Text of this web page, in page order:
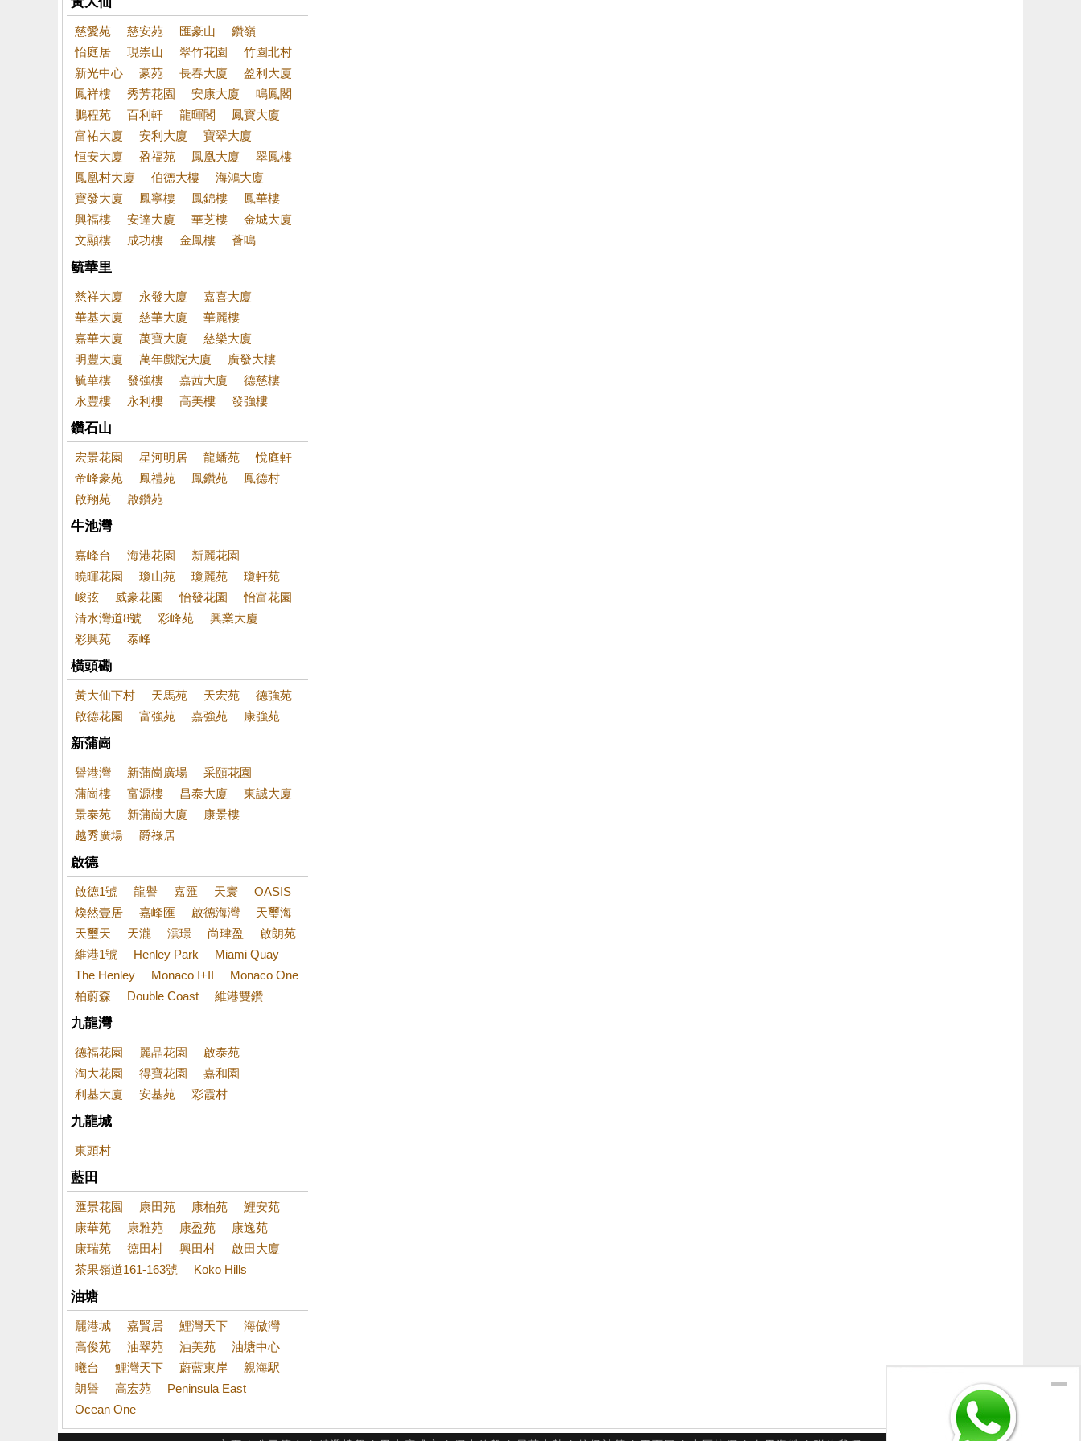
慈愛苑 慈安苑 匯豪山
鑽嶺
怡庭居
現崇山 翠竹花園
竹園北村
新光中心
豪苑 長春大廈
盈利大廈
鳳祥樓
秀芳花園 安康大廈
鳴鳳閣
鵬程苑
百利軒 龍暉閣
鳳寶大廈
富祐大廈
安利大廈
寶翠大廈
恒安大廈
盈福苑 鳳凰大廈
翠鳳樓
鳳凰村大廈
伯德大樓
海鴻大廈
寶發大廈
鳳寧樓 鳳錦樓
鳳華樓
興福樓
安達大廈 華芝樓
金城大廈
文顯樓
成功樓 金鳳樓 薈鳴
毓華里
慈祥大廈 永發大廈
嘉喜大廈
華基大廈
慈華大廈
華麗樓
嘉華大廈
萬寶大廈
慈樂大廈
明豐大廈
萬年戲院大廈
廣發大樓
毓華樓
發強樓 嘉茜大廈
德慈樓
永豐樓
永利樓 高美樓 發強樓
鑽石山
宏景花園 星河明居 龍蟠苑
悅庭軒
帝峰豪苑
鳳禮苑 鳳鑽苑
鳳德村
啟翔苑
啟鑽苑
牛池灣
嘉峰台 海港花園
新麗花園
曉暉花園
瓊山苑 瓊麗苑
瓊軒苑
峻弦
威豪花園 怡發花園
怡富花園
清水灣道8號
彩峰苑
興業大廈
彩興苑
泰峰
橫頭磡
黃大仙下村 天馬苑 天宏苑
德強苑
啟德花園
富強苑 嘉強苑 康強苑
新蒲崗
譽港灣 新蒲崗廣場
采頤花園
蒲崗樓
富源樓 昌泰大廈
東誠大廈
景泰苑
新蒲崗大廈
康景樓
越秀廣場
爵祿居
啟德
啟德1號 龍譽 嘉匯 天寰
OASIS
煥然壹居
嘉峰匯 啟德海灣
天璽海
天璽天
天瀧 澐璟 尚珒盈
啟朗苑
維港1號
Henley Park
Miami Quay
The Henley
Monaco I+II
Monaco One
柏蔚森
Double Coast 維港雙鑽
九龍灣
德福花園 麗晶花園
啟泰苑
淘大花園
得寶花園
嘉和園
利基大廈
安基苑 彩霞村
九龍城
東頭村
藍田
匯景花園 康田苑 康柏苑
鯉安苑
康華苑
康雅苑 康盈苑
康逸苑
康瑞苑
德田村 興田村
啟田大廈
茶果嶺道161-163號
Koko Hills
油塘
麗港城 嘉賢居 鯉灣天下
海傲灣
高俊苑
油翠苑 油美苑
油塘中心
曦台
鯉灣天下 蔚藍東岸
親海駅
朗譽
高宏苑
Peninsula East
Ocean One